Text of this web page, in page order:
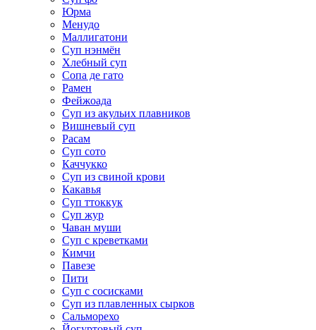
Юрма
Менудо
Маллигатони
Суп нэнмён
Хлебный суп
Сопа де гато
Рамен
Фейжоада
Суп из акульих плавников
Вишневый суп
Расам
Суп сото
Каччукко
Суп из свиной крови
Какавья
Суп ттоккук
Суп жур
Чаван муши
Суп с креветками
Кимчи
Павезе
Пити
Суп с сосисками
Суп из плавленных сырков
Сальморехо